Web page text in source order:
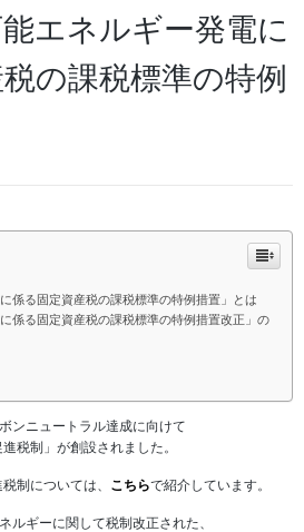
エネルギー発電に
の課税標準の特例
係る固定資産税の課税標準の特例措置」とは
係る固定資産税の課税標準の特例措置改正」の
ンニュートラル達成に向けて
税制」が創設されました。
制については、 こちらで紹介しています。
ルギーに関して税制改正された、